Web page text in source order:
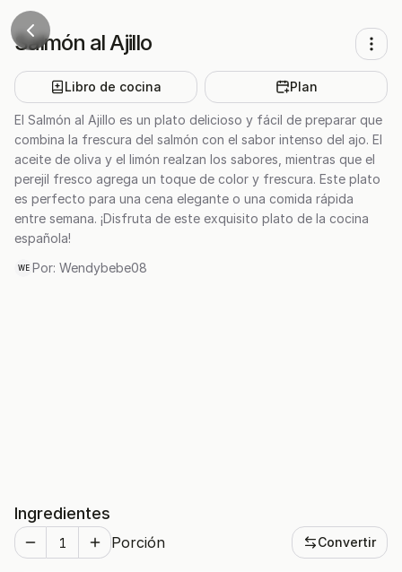
Salmón al Ajillo
Libro de cocina Plan
El Salmón al Ajillo es un plato delicioso y fácil de preparar que
combina la frescura del salmón con el sabor intenso del ajo. El
aceite de oliva y el limón realzan los sabores, mientras que el
perejil fresco agrega un toque de color y frescura. Este plato
es perfecto para una cena elegante o una comida rápida
entre semana. ¡Disfruta de este exquisito plato de la cocina
española!
WE Por: Wendybebe08
Ingredientes
Porción Convertir